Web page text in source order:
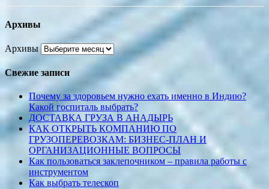
Архивы
Архивы
Свежие записи
Почему за здоровьем нужно ехать именно в Индию?
Какой госпиталь выбрать?
ДОСТАВКА ГРУЗА В АНАДЫРЬ
КАК ОТКРЫТЬ КОМПАНИЮ ПО
ГРУЗОПЕРЕВОЗКАМ: БИЗНЕС-ПЛАН И
ОРГАНИЗАЦИОННЫЕ ВОПРОСЫ
Как пользоваться заклепочником – правила работы с
инструментом
Как выбрать телескоп